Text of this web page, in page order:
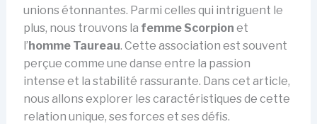
unions étonnantes. Parmi celles qui intriguent le
plus, nous trouvons la femme Scorpion et
l’homme Taureau. Cette association est souvent
perçue comme une danse entre la passion
intense et la stabilité rassurante. Dans cet article,
nous allons explorer les caractéristiques de cette
relation unique, ses forces et ses défis.